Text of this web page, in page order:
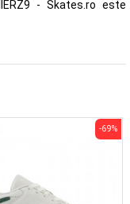
- Skates.ro este
-69%